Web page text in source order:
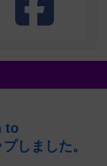
to
しました。